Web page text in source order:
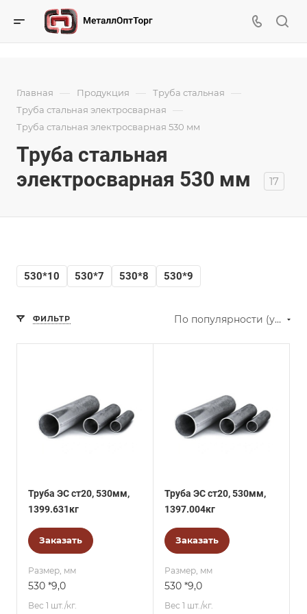
Главная — Продукция — Труба стальная —
Труба стальная электросварная —
Труба стальная электросварная 530 мм
Труба стальная
электросварная 530 мм
17
530*10 530*7 530*8 530*9
ФИЛЬТР По популярности (убывание)
Труба ЭС ст20, 530мм,
1399.631кг
Заказать
Размер, мм
530 *9,0
Вес 1 шт./кг.
Труба ЭС ст20, 530мм,
1397.004кг
Заказать
Размер, мм
530 *9,0
Вес 1 шт./кг.